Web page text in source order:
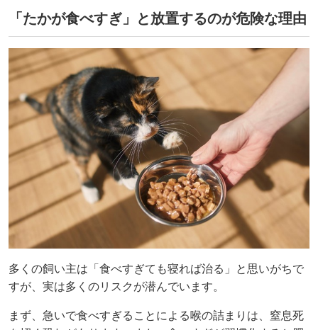
「たかが食べすぎ」と放置するのが危険な理由
多くの飼い主は「食べすぎても寝れば治る」と思いがちで
すが、実は多くのリスクが潜んでいます。
まず、急いで食べすぎることによる喉の詰まりは、窒息死